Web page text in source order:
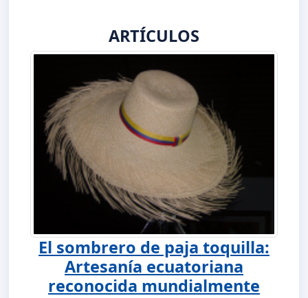
ARTÍCULOS
El sombrero de paja toquilla:
Artesanía ecuatoriana
reconocida mundialmente